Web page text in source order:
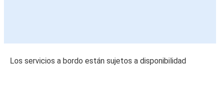
Los servicios a bordo están sujetos a disponibilidad